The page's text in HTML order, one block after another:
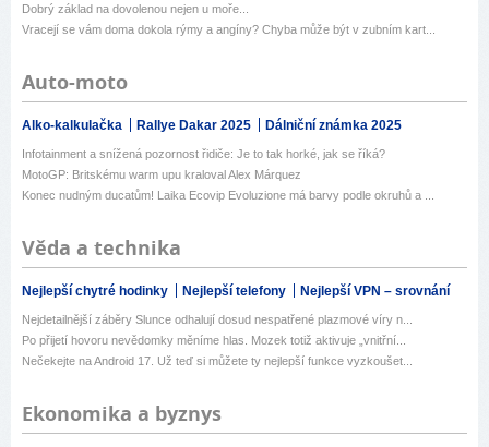
Dobrý základ na dovolenou nejen u moře...
Vracejí se vám doma dokola rýmy a angíny? Chyba může být v zubním kart...
Auto-moto
Alko-kalkulačka Rallye Dakar 2025 Dálniční známka 2025
Infotainment a snížená pozornost řidiče: Je to tak horké, jak se říká?
MotoGP: Britskému warm upu kraloval Alex Márquez
Konec nudným ducatům! Laika Ecovip Evoluzione má barvy podle okruhů a ...
Věda a technika
Nejlepší chytré hodinky Nejlepší telefony Nejlepší VPN – srovnání
Nejdetailnější záběry Slunce odhalují dosud nespatřené plazmové víry n...
Po přijetí hovoru nevědomky měníme hlas. Mozek totiž aktivuje „vnitřní...
Nečekejte na Android 17. Už teď si můžete ty nejlepší funkce vyzkoušet...
Ekonomika a byznys